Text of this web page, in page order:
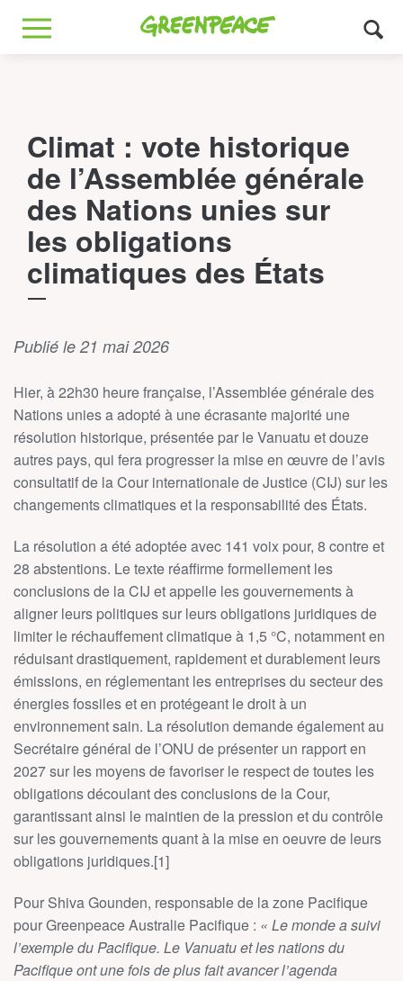
Greenpeace
MENU
Climat : vote historique
de l’Assemblée générale
des Nations unies sur
les obligations
climatiques des États
Publié le 21 mai 2026
Hier, à 22h30 heure française, l’Assemblée générale des
Nations unies a adopté à une écrasante majorité une
résolution historique, présentée par le Vanuatu et douze
autres pays, qui fera progresser la mise en œuvre de l’avis
consultatif de la Cour internationale de Justice (CIJ) sur les
changements climatiques et la responsabilité des États.
La résolution a été adoptée avec 141 voix pour, 8 contre et
28 abstentions. Le texte réaffirme formellement les
conclusions de la CIJ et appelle les gouvernements à
aligner leurs politiques sur leurs obligations juridiques de
limiter le réchauffement climatique à 1,5 °C, notamment en
réduisant drastiquement, rapidement et durablement leurs
émissions, en réglementant les entreprises du secteur des
énergies fossiles et en protégeant le droit à un
environnement sain. La résolution demande également au
Secrétaire général de l’ONU de présenter un rapport en
2027 sur les moyens de favoriser le respect de toutes les
obligations découlant des conclusions de la Cour,
garantissant ainsi le maintien de la pression et du contrôle
sur les gouvernements quant à la mise en oeuvre de leurs
obligations juridiques.[1]
Pour Shiva Gounden, responsable de la zone Pacifique
pour Greenpeace Australie Pacifique : « Le monde a suivi
l’exemple du Pacifique. Le Vanuatu et les nations du
Pacifique ont une fois de plus fait avancer l’agenda